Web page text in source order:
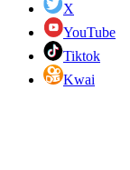
X
YouTube
Tiktok
Kwai